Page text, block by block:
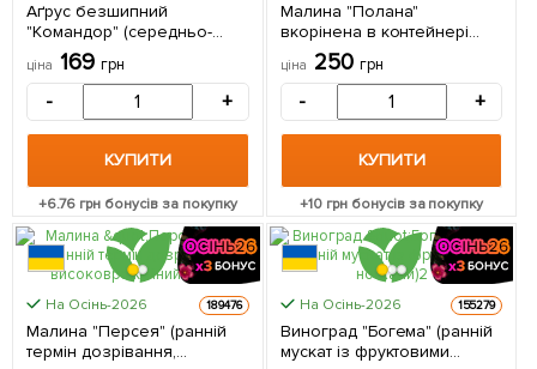
Аґрус безшипний
"Командор" (середньо-
ранній термін дозрівання,
морозостійкий сорт) 1
саджанець в упаковці
ціна 169 грн
- +
КУПИТИ
+6.76 грн бонусів за покупку
Малина "Полана"
вкорінена в контейнері
(ремонтантний сорт) 1
саджанець в упаковці
ціна 250 грн
- +
КУПИТИ
+10грн бонусів за покупку
На Осінь-2026 189476
Малина "Персея" (ранній
термін дозрівання,
На Осінь-2026 155279
Виноград "Богема" (ранній
мускат із фруктовими